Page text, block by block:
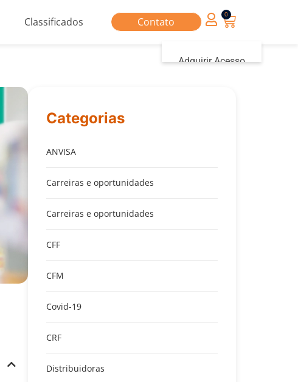
Classificados Contato
Adquirir Acesso
0
Categorias
ANVISA
Carreiras e oportunidades
Carreiras e oportunidades
CFF
CFM
Covid-19
CRF
Distribuidoras